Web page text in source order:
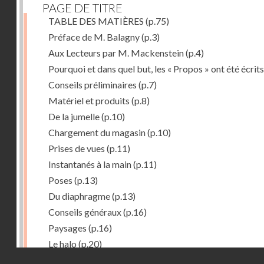
PAGE DE TITRE
TABLE DES MATIÈRES (p.75)
Préface de M. Balagny(p.3)
Aux Lecteurs par M. Mackenstein(p.4)
Pourquoi et dans quel but, les « Propos » ont été écrits
Conseils préliminaires (p.7)
Matériel et produits (p.8)
De la jumelle(p.10)
Chargement du magasin(p.10)
Prises de vues (p.11)
Instantanés à la main(p.11)
Poses (p.13)
Du diaphragme(p.13)
Conseils généraux(p.16)
Paysages (p.16)
Le halo (p.20)